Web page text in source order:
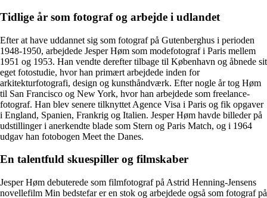
Tidlige år som fotograf og arbejde i udlandet
Efter at have uddannet sig som fotograf på Gutenberghus i perioden
1948-1950, arbejdede Jesper Høm som modefotograf i Paris mellem
1951 og 1953. Han vendte derefter tilbage til København og åbnede sit
eget fotostudie, hvor han primært arbejdede inden for
arkitekturfotografi, design og kunsthåndværk. Efter nogle år tog Høm
til San Francisco og New York, hvor han arbejdede som freelance-
fotograf. Han blev senere tilknyttet Agence Visa i Paris og fik opgaver
i England, Spanien, Frankrig og Italien. Jesper Høm havde billeder på
udstillinger i anerkendte blade som Stern og Paris Match, og i 1964
udgav han fotobogen Meet the Danes.
En talentfuld skuespiller og filmskaber
Jesper Høm debuterede som filmfotograf på Astrid Henning-Jensens
novellefilm Min bedstefar er en stok og arbejdede også som fotograf på